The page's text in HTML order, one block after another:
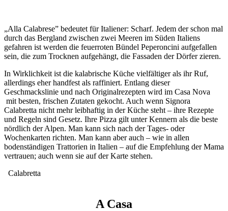
„Alla Calabrese” bedeutet für Italiener: Scharf. Jedem der schon mal
durch das Bergland zwischen zwei Meeren im Süden Italiens
gefahren ist werden die feuerroten Bündel Peperoncini aufgefallen
sein, die zum Trocknen aufgehängt, die Fassaden der Dörfer zieren.
In Wirklichkeit ist die kalabrische Küche vielfältiger als ihr Ruf,
allerdings eher handfest als raffiniert. Entlang dieser
Geschmackslinie und nach Originalrezepten wird im Casa Nova
mit besten, frischen Zutaten gekocht. Auch wenn Signora
Calabretta nicht mehr leibhaftig in der Küche steht – ihre Rezepte
und Regeln sind Gesetz. Ihre Pizza gilt unter Kennern als die beste
nördlich der Alpen. Man kann sich nach der Tages- oder
Wochenkarten richten. Man kann aber auch – wie in allen
bodenständigen Trattorien in Italien – auf die Empfehlung der Mama
vertrauen; auch wenn sie auf der Karte stehen.
Calabretta
A Casa